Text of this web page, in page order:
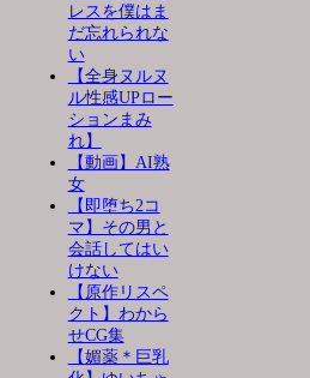
レスを僕はま
だ忘れられな
い
【全身ヌルヌ
ル性感UPロー
ションまみ
れ】
【動画】AI熟
女
【即堕ち2コ
マ】その男と
会話してはい
けない
【原作リスペ
クト】わから
せCG集
【媚薬＊巨乳